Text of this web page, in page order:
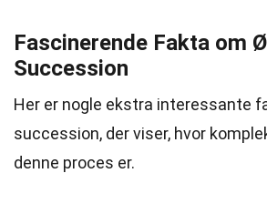
Fascinerende Fakta om
Succession
Her er nogle ekstra interessante
succession, der viser, hvor
denne proces er.